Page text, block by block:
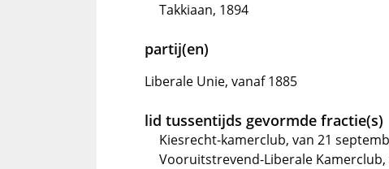
Takkiaan, 1894
partij(en)
Liberale Unie, vanaf 1885
lid tussentijds gevormde fractie(s)
Kiesrecht-kamerclub, van 21
Vooruitstrevend-Liberale